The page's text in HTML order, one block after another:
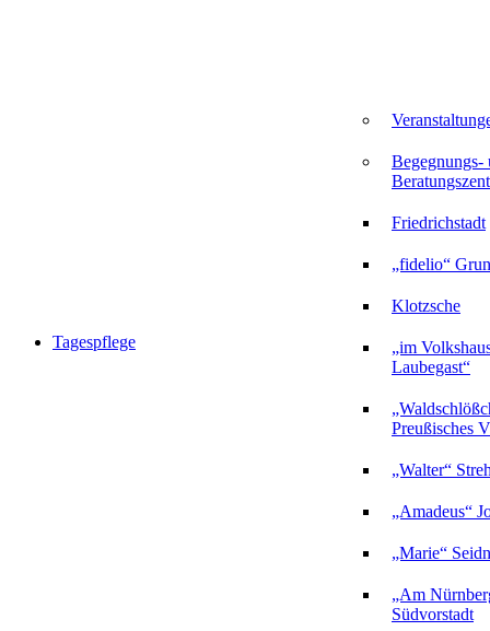
Tagespflege
Begegnungs-
Friedrichstadt
„fidelio“
Klotzsche
„im
Laubegast“
Preußisches
„Walter“
„Amadeus“
„Marie“
„Am
Südvorstadt